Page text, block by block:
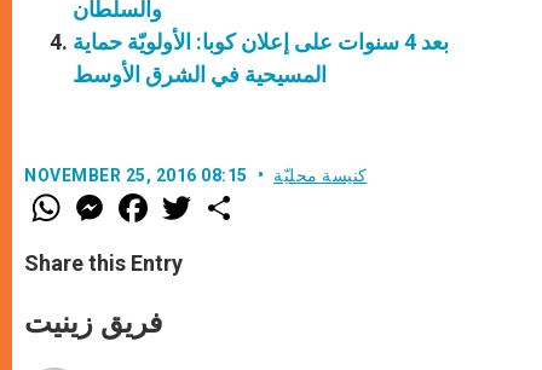
والسلطان
بعد 4 سنوات على إعلان كوبا: الأولويّة حماية
المسيحية في الشرق الأوسط
NOVEMBER 25, 2016 08:15 كنيسة محليّة
W
h
t
s
p
p
M
e
s
e
g
e
F
a
e
b
o
k
w
Share this Entry
فريق زينيت